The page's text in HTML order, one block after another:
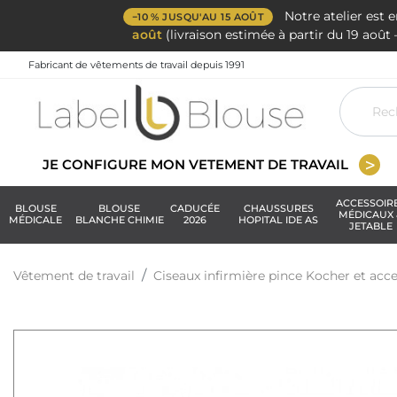
−10 % JUSQU'AU 15 AOÛT
Notre atelier est
août (livraison estimée à partir du 19
Fabricant de vêtements de travail depuis 1991
JE CONFIGURE MON VETEMENT DE TRAVAIL
BLOUSE
MÉDICALE
BLOUSE
BLANCHE CHIMIE
CADUCÉE
2026
CHAUSSURES
HOPITAL IDE AS
MÉDICAUX
JETABLE
Vêtement de travail Ciseaux infirmière pince Kocher et